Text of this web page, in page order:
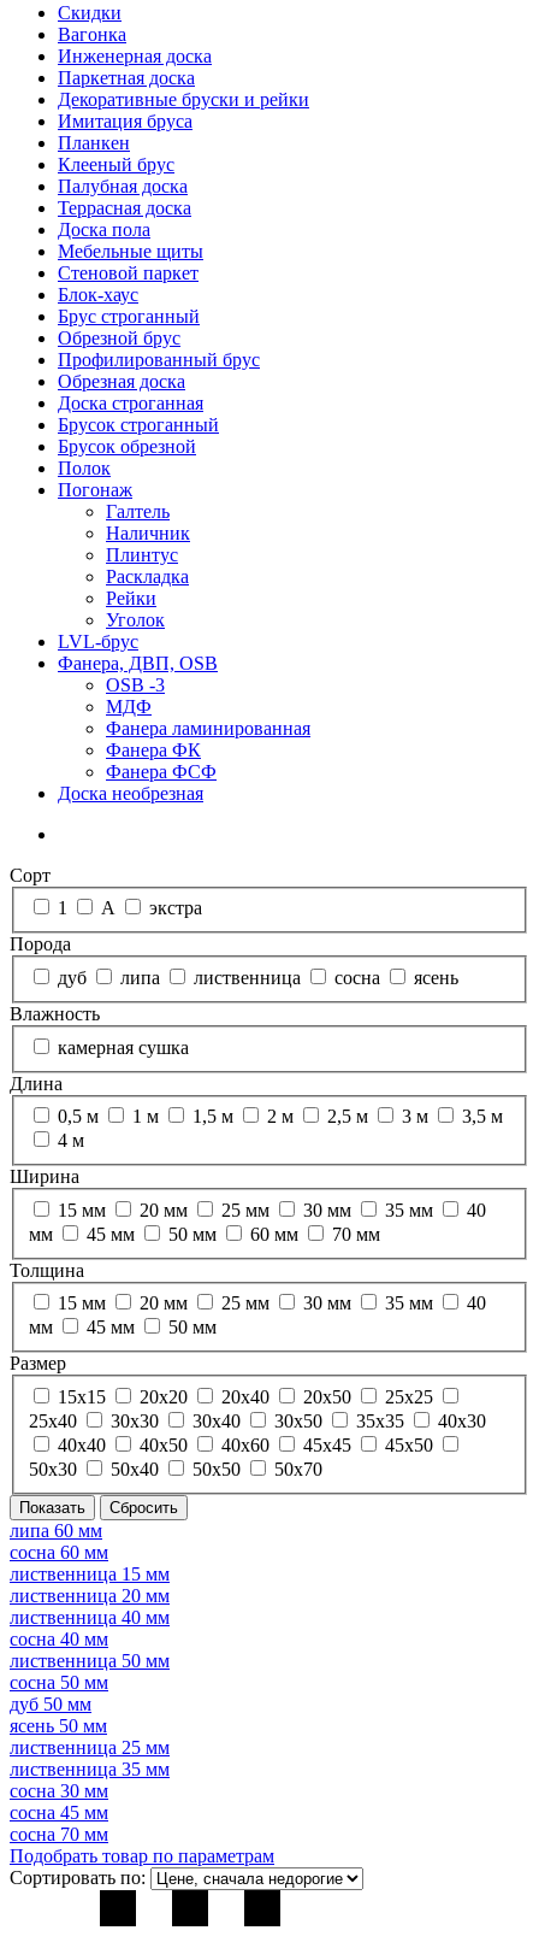
Скидки
Вагонка
Инженерная доска
Паркетная доска
Декоративные бруски и рейки
Имитация бруса
Планкен
Клееный брус
Палубная доска
Террасная доска
Доска пола
Мебельные щиты
Стеновой паркет
Блок-хаус
Брус строганный
Обрезной брус
Профилированный брус
Обрезная доска
Доска строганная
Брусок строганный
Брусок обрезной
Полок
Погонаж
Галтель
Наличник
Плинтус
Раскладка
Рейки
Уголок
LVL-брус
Фанера, ДВП, OSB
OSB -3
МДФ
Фанера ламинированная
Фанера ФК
Фанера ФСФ
Доска необрезная
Сорт
1
А
экстра
Порода
дуб
липа лиственница сосна
ясень
Влажность
камерная сушка
Длина
0,5 м
1 м 1,5 м 2 м 2,5 м 3 м
3,5 м
4 м
Ширина
15 мм
20 мм 25 мм 30 мм 35 мм
40
мм
45 мм 50 мм 60 мм
70 мм
Толщина
15 мм
20 мм 25 мм 30 мм 35 мм
40
мм
45 мм
50 мм
Размер
15х15
20х20 20х40 20х50
25х25
25х40
30х30 30х40 30х50 35х35
40х30
40х40
40х50 40х60 45х45
45х50
50х30
50х40 50х50 50х70
липа 60 мм
сосна 60 мм
лиственница 15 мм
лиственница 20 мм
лиственница 40 мм
сосна 40 мм
лиственница 50 мм
сосна 50 мм
дуб 50 мм
ясень 50 мм
лиственница 25 мм
лиственница 35 мм
сосна 30 мм
сосна 45 мм
сосна 70 мм
Подобрать товар по параметрам
Сортировать по: